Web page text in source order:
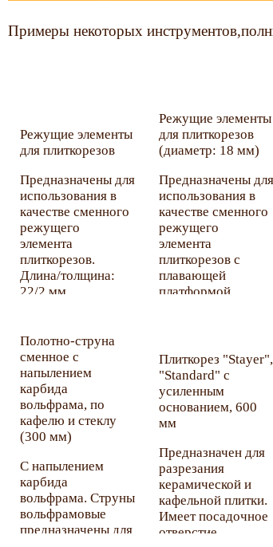
Примеры некоторых
Режущие элементы
для плиткорезов
Предназначены для
использования в
качестве сменного
режущего
элемента
плиткорезов.
Длина/толщина:
22/2 мм.
Режущие элементы
для плиткорезов
(диаметр: 18 мм)
Предназначены для
использования в
качестве сменного
режущего
элемента
плиткорезов с
плавающей
платформой.
Полотно-струна
сменное с
напылением
карбида
вольфрама, по
кафелю и стеклу
(300 мм)
С напылением
карбида
вольфрама. Струны
вольфрамовые
предназначены для
Плиткорез "Stayer",
"Standard" с
усиленным
основанием, 600
мм
Предназначен для
разрезания
керамической и
кафельной плитки.
Имеет посадочное
отверстие